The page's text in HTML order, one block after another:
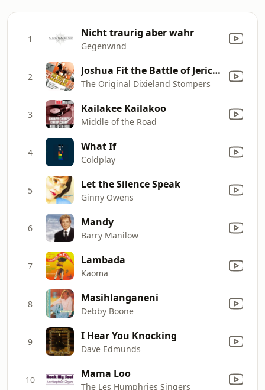
1 Nicht traurig aber wahr
Gegenwind
2 Joshua Fit the Battle of Jericho
The Original Dixieland Stompers
3 Kailakee Kailakoo
Middle of the Road
4 What If
Coldplay
5 Let the Silence Speak
Ginny Owens
6 Mandy
Barry Manilow
7 Lambada
Kaoma
8 Masihlanganeni
Debby Boone
9 I Hear You Knocking
Dave Edmunds
10 Mama Loo
The Les Humphries Singers